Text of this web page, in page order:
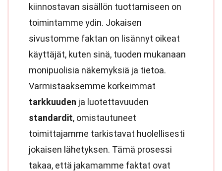
kiinnostavan sisällön tuottamiseen on
toimintamme ydin. Jokaisen
sivustomme faktan on lisännyt oikeat
käyttäjät, kuten sinä, tuoden mukanaan
monipuolisia näkemyksiä ja tietoa.
Varmistaaksemme korkeimmat
tarkkuuden ja luotettavuuden
standardit, omistautuneet
toimittajamme tarkistavat huolellisesti
jokaisen lähetyksen. Tämä prosessi
takaa, että jakamamme faktat ovat